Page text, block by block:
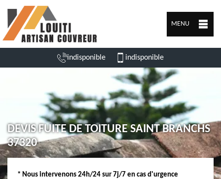
MENU
indisponible indisponible
DEVIS FUITE DE TOITURE SAINT BRANCHS
37320
* Nous intervenons 24h/24 sur 7j/7 en cas d'urgence